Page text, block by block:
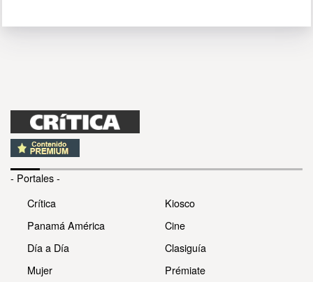
- Portales -
Crítica
Panamá América
Día a Día
Mujer
Kiosco
Cine
Clasiguía
Prémiate